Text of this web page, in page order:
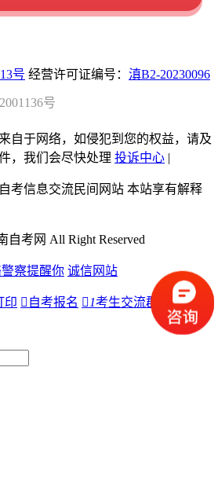
号 经营许可证编号： 滇B2-20230096
号
自于网络，如侵犯到您的权益，请及
，我们会尽快处理 投诉中心 |
考信息交流民间网站 本站享有解释
自考网 All Right Reserved
警察提醒你 诚信网站
印  自考报名  1考生交流群
人工客